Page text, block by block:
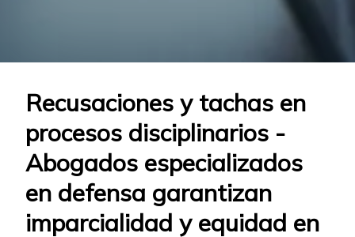
Recusaciones y tachas en
procesos disciplinarios -
Abogados especializados
en defensa garantizan
imparcialidad y equidad en